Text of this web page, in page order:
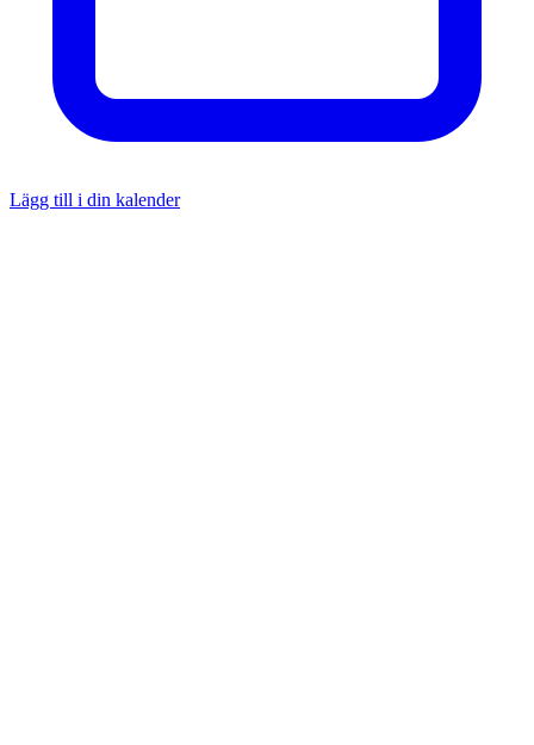
Lägg till i din kalender